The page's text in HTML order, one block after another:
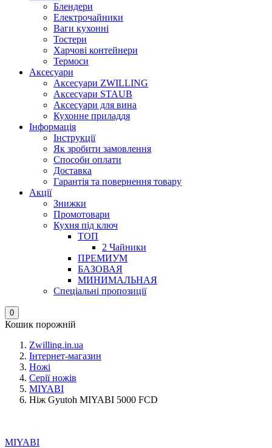
Блендери
Електрочайники
Ваги кухонні
Тостери
Харчові контейнери
Термоси
Аксесуари
Аксесуари ZWILLING
Аксесуари STAUB
Аксесуари для вина
Кухонне приладдя
Інформація
Інструкції
Як зробити замовлення
Способи оплати
Доставка
Гарантія та повернення товару
Акції
Знижки
Промотовари
Кухня під ключ
ТОП
2 Чайники
ПРЕМИУМ
БАЗОВАЯ
МИНИМАЛЬНАЯ
Спеціальні пропозиції
0
Кошик порожній
Zwilling.in.ua
Інтернет-магазин
Ножі
Серії ножів
MIYABI
Ніж Gyutoh MIYABI 5000 FCD
MIYABI